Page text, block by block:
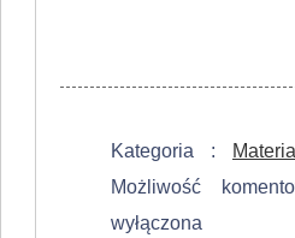
Kategoria :
Możliwość
wyłączona